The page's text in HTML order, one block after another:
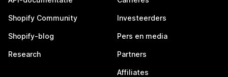
Shopify Community
Shopify-blog
Research
Investeerders
Pers en media
Partners
Affiliates